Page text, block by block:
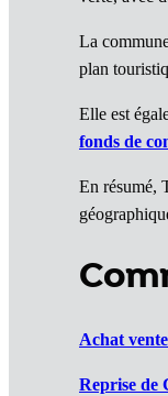
La
plan
Elle est
fonds de
En résumé,
Achat
Reprise de